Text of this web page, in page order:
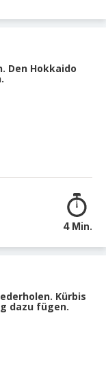
Den Hokkaido
4 Min.
Kürbis
dazu fügen.